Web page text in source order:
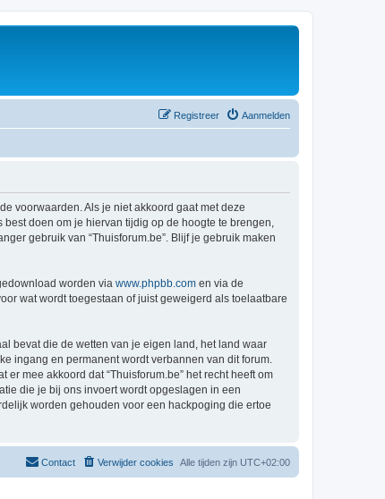
Aanmelden
Registreer
voorwaarden. Als je niet akkoord gaat met deze
doen om je hiervan tijdig op de hoogte te brengen,
gebruik van “Thuisforum.be”. Blijf je gebruik maken
worden via www.phpbb.com en via de
wat wordt toegestaan of juist geweigerd als toelaatbare
bevat die de wetten van je eigen land, het land waar
ingang en permanent wordt verbannen van dit forum.
mee akkoord dat “Thuisforum.be” het recht heeft om
die je bij ons invoert wordt opgeslagen in een
worden gehouden voor een hackpoging die ertoe
Alle tijden zijn UTC+02:00
Verwijder cookies
Contact